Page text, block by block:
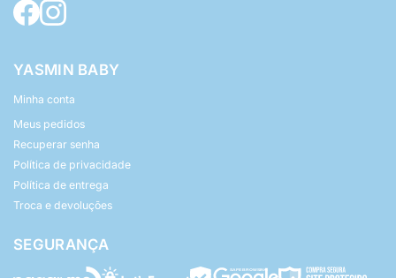
YASMIN BABY
Minha conta
Meus pedidos
Recuperar senha
Política de privacidade
Política de entrega
Troca e devoluções
SEGURANÇA